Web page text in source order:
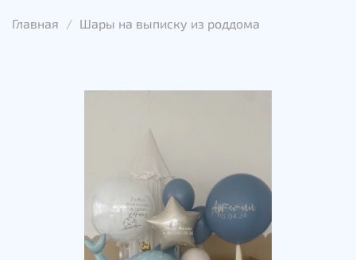
Главная Шары на выписку из роддома